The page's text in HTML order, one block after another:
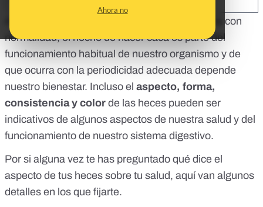
Ahora no
Aunque parece que nos cuesta hablar del tema con
normalidad, el hecho dehacer caca es parte del
funcionamiento habitual de nuestro organismo y de
que ocurra con la periodicidad adecuada depende
nuestro bienestar. Incluso el aspecto, forma,
consistencia y color de las heces pueden ser
indicativos de algunos aspectos de nuestra salud y del
funcionamiento de nuestro sistema digestivo.
Por si alguna vez te has preguntado qué dice el
aspecto de tus heces sobre tu salud, aquí van algunos
detalles en los que fijarte.